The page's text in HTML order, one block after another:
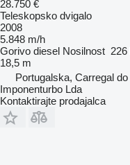
28.750 €
Teleskopsko dvigalo
2008
5.848 m/h
Gorivo diesel Nosilnost 226
18,5 m
Portugalska, Carregal do
Imponenturbo Lda
Kontaktirajte prodajalca